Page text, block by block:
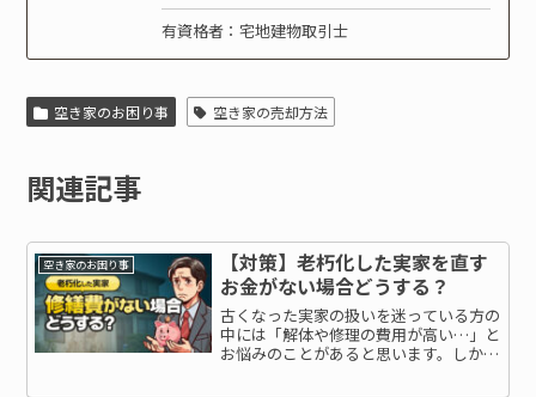
有資格者：宅地建物取引士
空き家のお困り事 空き家の売却方法
関連記事
空き家のお困り事
【対策】老朽化した実家を直す
お金がない場合どうする？
古くなった実家の扱いを迷っている方の
中には「解体や修理の費用が高い…」と
お悩みのことがあると思います。しか